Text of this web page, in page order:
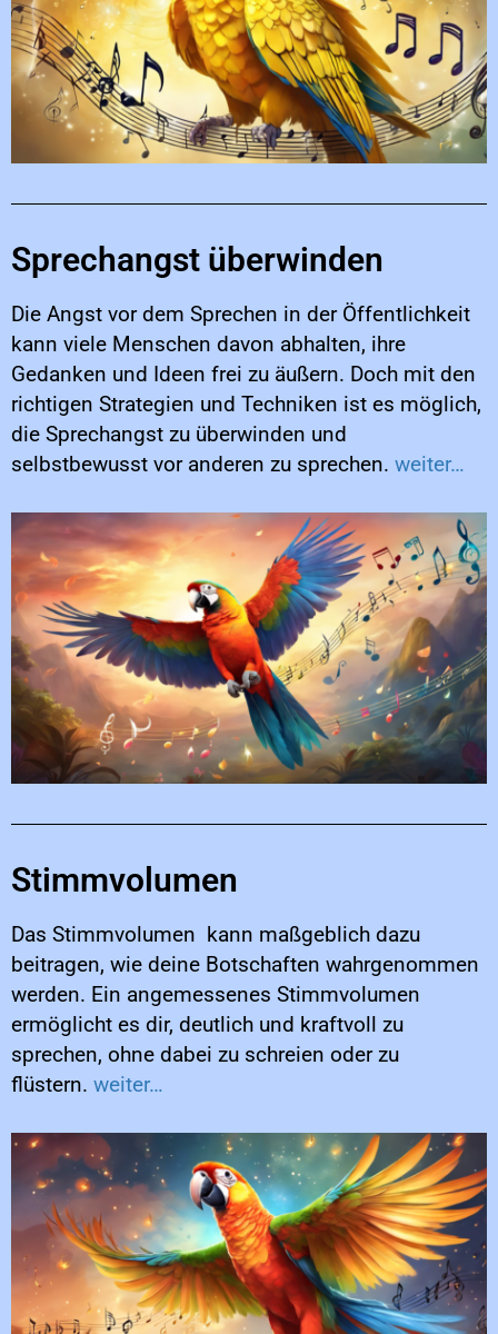
Sprechangst überwinden
Die Angst vor dem Sprechen in der Öffentlichkeit
kann viele Menschen davon abhalten, ihre
Gedanken und Ideen frei zu äußern. Doch mit den
richtigen Strategien und Techniken ist es möglich,
die Sprechangst zu überwinden und
selbstbewusst vor anderen zu sprechen. weiter…
Stimmvolumen
Das Stimmvolumen kann maßgeblich dazu
beitragen, wie deine Botschaften wahrgenommen
werden. Ein angemessenes Stimmvolumen
ermöglicht es dir, deutlich und kraftvoll zu
sprechen, ohne dabei zu schreien oder zu
flüstern. weiter…